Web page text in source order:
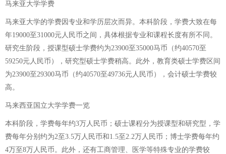
马来亚大学学费
马来亚大学的学费因专业和学历层次而异。本科阶段，学费大致在每
年19000至31000元人民币之间，具体根据专业和课程长度有所不同。
研究生阶段，授课型硕士学费约为23900至35000马币（约40570至
59250元人民币），研究型硕士学费稍高。此外，教育类硕士学费区间
为23900至29300马币（约40570至49736元人民币），会计硕士学费较
高。
马来西亚国立大学学费一览
本科阶段，学费每年约3万人民币；硕士课程分为授课型和研究型，学
费每年分别约为2至3.5万人民币和1.5至2.2万人民币；博士学费每年约
4万至8万人民币。此外，还有工商管理、医学等特殊专业的学费较